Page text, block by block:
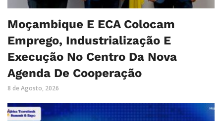
Moçambique E ECA Colocam
Emprego, Industrialização E
Execução No Centro Da Nova
Agenda De Cooperação
8 de Agosto, 2026